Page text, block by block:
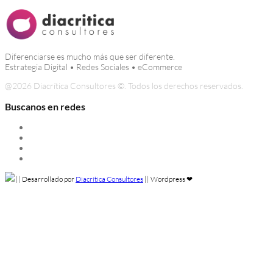
Diferenciarse es mucho más que ser diferente.
Estrategia Digital • Redes Sociales • eCommerce
@2026 Diacrítica Consultores ©. Todos los derechos reservados.
Buscanos en redes
|| Desarrollado por Diacrítica Consultores || Wordpress ❤